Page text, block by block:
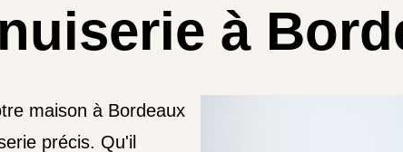
à
maison à Bordeaux
précis. Qu'il